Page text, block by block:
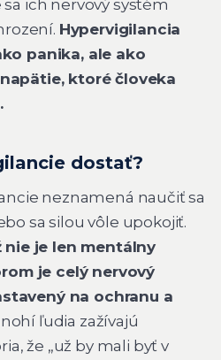
ich nervový systém
Hypervigilancia
panika, ale ako
ktoré človeka
dostať?
neznamená naučiť sa
sa silou vôle upokojiť.
je len mentálny
je celý nervový
na ochranu a
ľudia zažívajú
že „už by mali byť v